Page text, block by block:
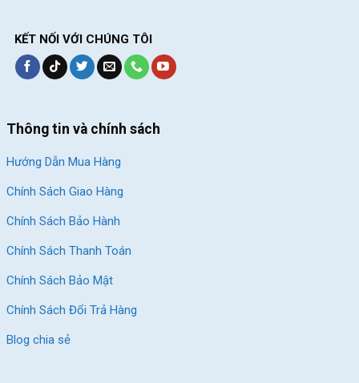
đường có độ dốc khác nhau một cách thuận tiện hơn.
Bộ group Shimano TZ cũng giúp người lái thay đổi sổ giữa các
đĩa, lip một cách mượt mà, trơn tru hơn trong quá trình di
chuyển.
KẾT NỐI VỚI CHÚNG TÔI
Thông tin và chính sách
Hướng Dẫn Mua Hàng
Chính Sách Giao Hàng
Chính Sách Bảo Hành
Chính Sách Thanh Toán
Chính Sách Bảo Mật
Chính Sách Đổi Trả Hàng
Blog chia sẻ